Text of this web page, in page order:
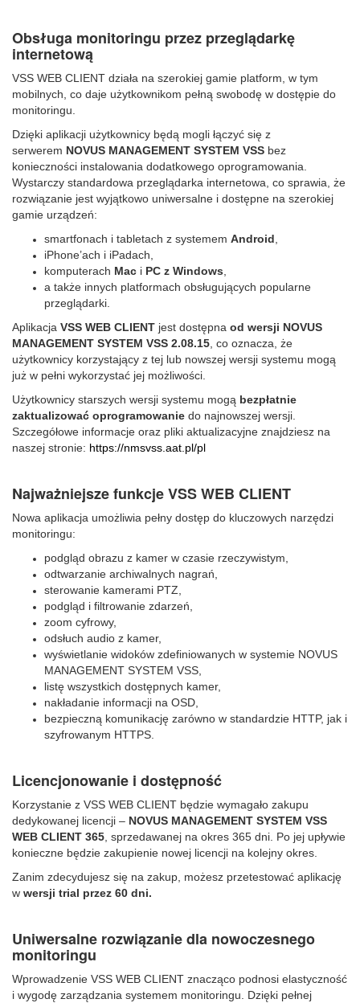
Obsługa monitoringu przez przeglądarkę
internetową
VSS WEB CLIENT działa na szerokiej gamie platform, w tym
mobilnych, co daje użytkownikom pełną swobodę w dostępie do
monitoringu.
Dzięki aplikacji użytkownicy będą mogli łączyć się z
serwerem NOVUS MANAGEMENT SYSTEM VSS bez
konieczności instalowania dodatkowego oprogramowania.
Wystarczy standardowa przeglądarka internetowa, co sprawia, że
rozwiązanie jest wyjątkowo uniwersalne i dostępne na szerokiej
gamie urządzeń:
smartfonach i tabletach z systemem Android,
iPhone’ach i iPadach,
komputerach Mac i PC z Windows,
a także innych platformach obsługujących popularne
przeglądarki.
Aplikacja VSS WEB CLIENT jest dostępna od wersji NOVUS
MANAGEMENT SYSTEM VSS 2.08.15, co oznacza, że
użytkownicy korzystający z tej lub nowszej wersji systemu mogą
już w pełni wykorzystać jej możliwości.
Użytkownicy starszych wersji systemu mogą bezpłatnie
zaktualizować oprogramowanie do najnowszej wersji.
Szczegółowe informacje oraz pliki aktualizacyjne znajdziesz na
naszej stronie: https://nmsvss.aat.pl/pl
Najważniejsze funkcje VSS WEB CLIENT
Nowa aplikacja umożliwia pełny dostęp do kluczowych narzędzi
monitoringu:
podgląd obrazu z kamer w czasie rzeczywistym,
odtwarzanie archiwalnych nagrań,
sterowanie kamerami PTZ,
podgląd i filtrowanie zdarzeń,
zoom cyfrowy,
odsłuch audio z kamer,
wyświetlanie widoków zdefiniowanych w systemie NOVUS
MANAGEMENT SYSTEM VSS,
listę wszystkich dostępnych kamer,
nakładanie informacji na OSD,
bezpieczną komunikację zarówno w standardzie HTTP, jak i
szyfrowanym HTTPS.
Licencjonowanie i dostępność
Korzystanie z VSS WEB CLIENT będzie wymagało zakupu
dedykowanej licencji – NOVUS MANAGEMENT SYSTEM VSS
WEB CLIENT 365, sprzedawanej na okres 365 dni. Po jej upływie
konieczne będzie zakupienie nowej licencji na kolejny okres.
Zanim zdecydujesz się na zakup, możesz przetestować aplikację
w wersji trial przez 60 dni.
Uniwersalne rozwiązanie dla nowoczesnego
monitoringu
Wprowadzenie VSS WEB CLIENT znacząco podnosi elastyczność
i wygodę zarządzania systemem monitoringu. Dzięki pełnej